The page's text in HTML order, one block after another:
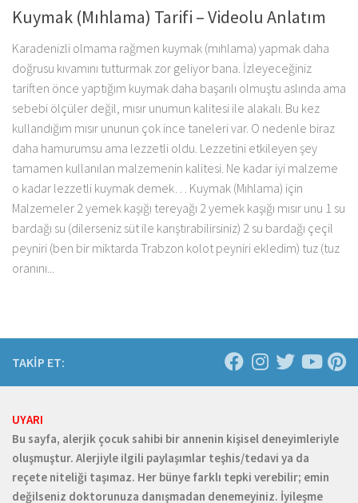
Kuymak (Mıhlama) Tarifi – Videolu Anlatım
Karadenizli olmama rağmen kuymak (mıhlama) yapmak daha
doğrusu kıvamını tutturmak zor geliyor bana. İzleyeceğiniz
tariften önce yaptığım kuymak daha başarılı olmuştu aslında ama
sebebi ölçüler değil, mısır unumun kalitesi ile alakalı. Bu kez
kullandığım mısır ununun çok ince taneleri var. O nedenle biraz
daha hamurumsu ama lezzetli oldu. Lezzetini etkileyen şey
tamamen kullanılan malzemenin kalitesi. Ne kadar iyi malzeme
o kadar lezzetli kuymak demek… Kuymak (Mıhlama) için
Malzemeler 2 yemek kaşığı tereyağı 2 yemek kaşığı mısır unu 1 su
bardağı su (dilerseniz süt ile karıştırabilirsiniz) 2 su bardağı çeçil
peyniri (ben bir miktarda Trabzon kolot peyniri ekledim) tuz (tuz
oranını...
TAKİP ET:
UYARI
Bu sayfa, alerjik çocuk sahibi bir annenin kişisel deneyimleriyle
oluşmuştur. Alerjiyle ilgili paylaşımlar teşhis/tedavi ya da
reçete niteliği taşımaz. Her bünye farklı tepki verebilir; emin
değilseniz doktorunuza danışmadan denemeyiniz. İyileşme